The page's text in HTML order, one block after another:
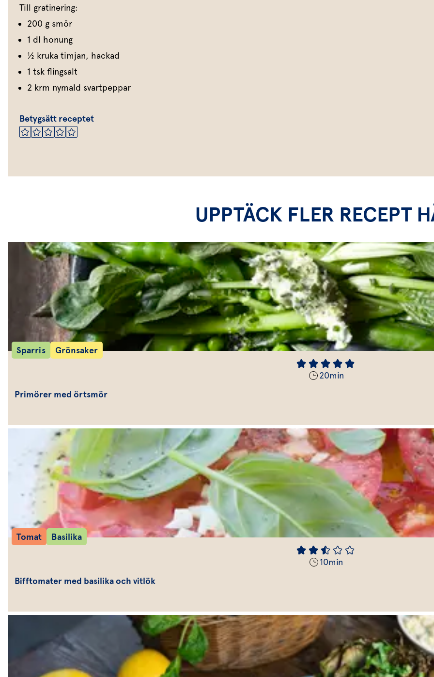
Till gratinering:
200 g smör
1 dl honung
1⁄2 kruka timjan, hackad
1 tsk flingsalt
2 krm nymald svartpeppar
Betygsätt receptet
UPPTÄCK FLER RECEPT
Sparris Grönsaker
20min
Primörer med örtsmör
Tomat Basilika
10min
Bifftomater med basilika och vitlök